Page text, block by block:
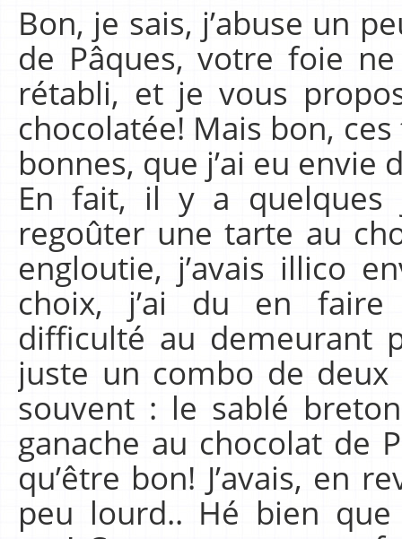
Bon, je sais, j’abuse un
de Pâques, votre foie
rétabli, et je vous
chocolatée! Mais bon,
bonnes, que j’ai eu envie
En fait, il y a quelques
regoûter une tarte au
engloutie, j’avais illico
choix, j’ai du en faire
difficulté au demeurant
juste un combo de
souvent : le sablé
ganache au chocolat de
qu’être bon! J’avais, en
peu lourd.. Hé bien que